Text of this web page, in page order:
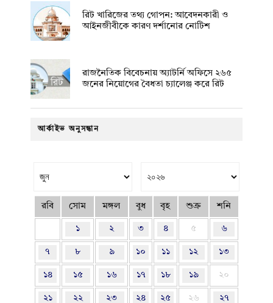
রিট খারিজের তথ্য গোপন: আবেদনকারী ও
আইনজীবীকে কারণ দর্শানোর নোটিশ
রাজনৈতিক বিবেচনায় অ‍্যাটর্নি অফিসে ২৬৫
জনের নিয়োগের বৈধতা চ্যালেঞ্জ করে রিট
আর্কাইভ অনুসন্ধান
রবি সোম মঙ্গল বুধ বৃহ শুক্র শনি
১ ২ ৩ ৪ ৫ ৬
৭ ৮ ৯ ১০ ১১ ১২ ১৩
১৪ ১৫ ১৬ ১৭ ১৮ ১৯ ২০
২১ ২২ ২৩ ২৪ ২৫ ২৬ ২৭